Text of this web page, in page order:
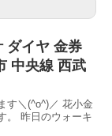
ダイヤ 金券
中央線 西武
す＼(^o^)／ 花小金
。 昨日のウォーキ